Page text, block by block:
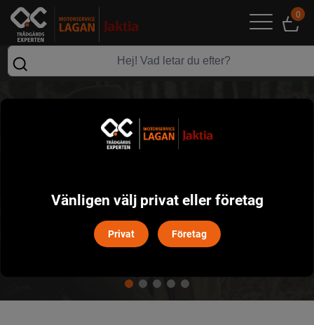
0
KLÄDER
DAMKLÄDER
Vänligen välj privat eller företag
Privat Företag